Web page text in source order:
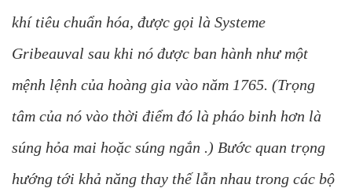
khí tiêu chuẩn hóa, được gọi là Systeme
Gribeauval sau khi nó được ban hành như một
mệnh lệnh của hoàng gia vào năm 1765. (Trọng
tâm của nó vào thời điểm đó là pháo binh hơn là
súng hỏa mai hoặc súng ngắn .) Bước quan trọng
hướng tới khả năng thay thế lẫn nhau trong các bộ